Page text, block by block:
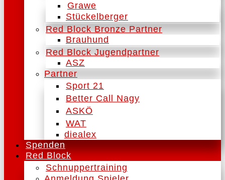
Grawe
Stückelberger
Red Block Bronze Partner
Brauhund
Red Block Jugendpartner
ASZ
Partner
Sport 21
Better Call Nagy
ASKÖ
WAT
diealex
Spenden
Red Block
Schnuppertraining